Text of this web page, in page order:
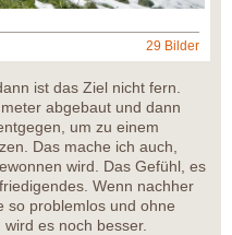
29 Bilder
ist das Ziel nicht fern.
abgebaut und dann
um zu einem
Das mache ich auch,
wird. Das Gefühl, es
Wenn nachher
so problemlos und ohne
es noch besser.